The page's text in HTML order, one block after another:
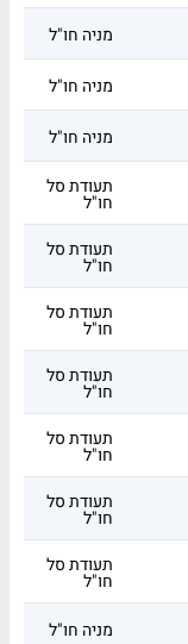
מניה חו"ל
מניה חו"ל
מניה חו"ל
תעודת סל
חו"ל
תעודת סל
חו"ל
תעודת סל
חו"ל
תעודת סל
חו"ל
תעודת סל
חו"ל
תעודת סל
חו"ל
תעודת סל
חו"ל
מניה חו"ל